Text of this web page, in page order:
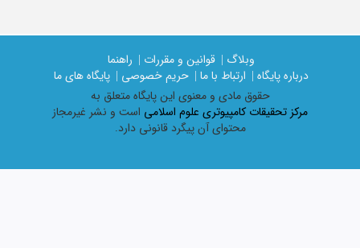
وبلاگ | قوانین و مقررات |
راهنما
درباره پایگاه |
ارتباط با ما | حریم خصوصی |
پایگاه های ما
حقوق مادی و معنوی اين پايگاه متعلق به
مرکز تحقیقات کامپیوتری علوم اسلامی است و نشر غیرمجاز
محتوای آن پیگرد قانونی دارد.